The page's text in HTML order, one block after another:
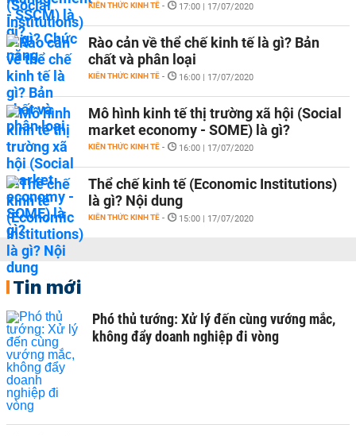
KIẾN THỨC KINH TẾ - 17:00 | 17/07/2020
Rào cản về thể chế kinh tế là gì? Bản
chất và phân loại
KIẾN THỨC KINH TẾ - 16:00 | 17/07/2020
Mô hình kinh tế thị trường xã hội (Social
market economy - SOME) là gì?
KIẾN THỨC KINH TẾ - 16:00 | 17/07/2020
Thể chế kinh tế (Economic Institutions)
là gì? Nội dung
KIẾN THỨC KINH TẾ - 15:00 | 17/07/2020
Tin mới
Phó thủ tướng: Xử lý đến cùng vướng mắc,
không đẩy doanh nghiệp đi vòng